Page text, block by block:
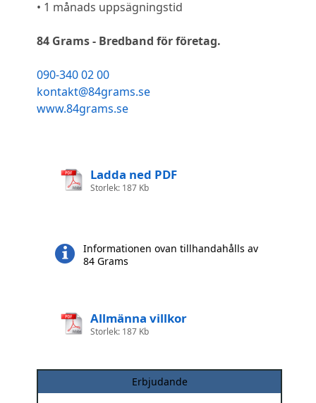
• 1 månads uppsägningstid
84 Grams - Bredband för företag.
090-340 02 00
kontakt@84grams.se
www.84grams.se
Ladda ned PDF
Storlek: 187 Kb
Informationen ovan tillhandahålls av
84 Grams
Allmänna villkor
Storlek: 187 Kb
Erbjudande